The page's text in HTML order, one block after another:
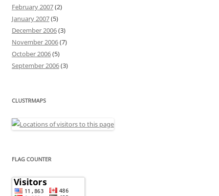
February 2007(2)
January 2007(5)
December 2006(3)
November 2006(7)
October 2006(5)
September 2006(3)
CLUSTRMAPS
FLAG COUNTER